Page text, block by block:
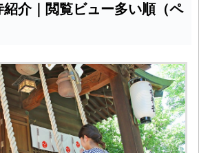
介｜閲覧ビュー多い順（ペ